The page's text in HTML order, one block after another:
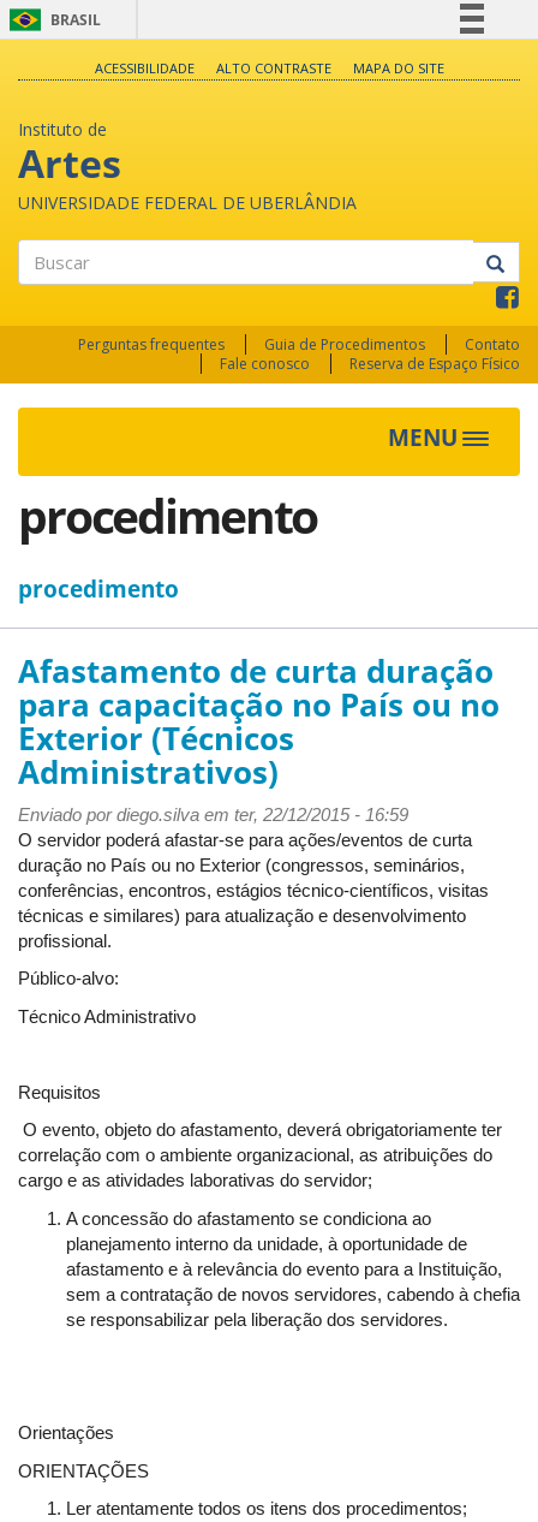
BRASIL
Legislação
Canais
ACESSIBILIDADE ALTO CONTRASTE MAPA DO SITE
Instituto de
Artes
UNIVERSIDADE FEDERAL DE UBERLÂNDIA
Perguntas frequentes Guia de Procedimentos
Contato
Fale conosco
Reserva de Espaço Físico
MENU
Toggle
procedimento
procedimento
Afastamento de curta duração
para capacitação no País ou no
Exterior (Técnicos
Administrativos)
Enviado pordiego.silva em ter, 22/12/2015 - 16:59
O servidor poderá afastar-se para ações/eventos de curta
duração no País ou no Exterior (congressos, seminários,
conferências, encontros, estágios técnico-científicos, visitas
técnicas e similares) para atualização e desenvolvimento
profissional.
Público-alvo:
Técnico Administrativo
Requisitos
O evento, objeto do afastamento, deverá obrigatoriamente ter
correlação com o ambiente organizacional, as atribuições do
cargo e as atividades laborativas do servidor;
A concessão do afastamento se condiciona ao
planejamento interno da unidade, à oportunidade de
afastamento e à relevância do evento para a Instituição,
sem a contratação de novos servidores, cabendo à chefia
se responsabilizar pela liberação dos servidores.
Orientações
ORIENTAÇÕES
Ler atentamente todos os itens dos procedimentos;